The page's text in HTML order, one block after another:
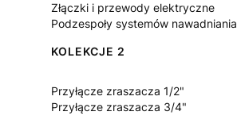
Złączki i przewody elektryczne
Podzespoły systemów nawadniania
KOLEKCJE 2
Przyłącze zraszacza 1/2"
Przyłącze zraszacza 3/4"